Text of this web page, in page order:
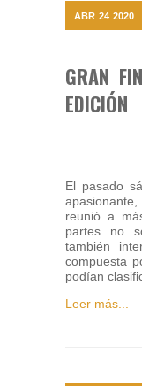
ABR 24 2020
GRAN
EDICIÓN
El pasado
reunió a
partes no
también
compuesta
podían
Leer más...